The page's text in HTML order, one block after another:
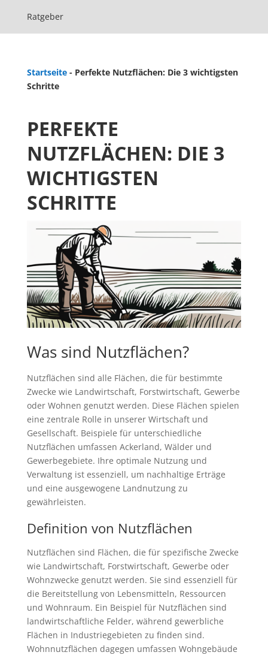
Ratgeber
Startseite- Perfekte Nutzflächen: Die 3 wichtigsten
Schritte
PERFEKTE
NUTZFLÄCHEN: DIE 3
WICHTIGSTEN
SCHRITTE
Was sind Nutzflächen?
Nutzflächen sind alle Flächen, die für bestimmte
Zwecke wie Landwirtschaft, Forstwirtschaft, Gewerbe
oder Wohnen genutzt werden. Diese Flächen spielen
eine zentrale Rolle in unserer Wirtschaft und
Gesellschaft. Beispiele für unterschiedliche
Nutzflächen umfassen Ackerland, Wälder und
Gewerbegebiete. Ihre optimale Nutzung und
Verwaltung ist essenziell, um nachhaltige Erträge
und eine ausgewogene Landnutzung zu
gewährleisten.
Definition von Nutzflächen
Nutzflächen sind Flächen, die für spezifische Zwecke
wie Landwirtschaft, Forstwirtschaft, Gewerbe oder
Wohnzwecke genutzt werden. Sie sind essenziell für
die Bereitstellung von Lebensmitteln, Ressourcen
und Wohnraum. Ein Beispiel für Nutzflächen sind
landwirtschaftliche Felder, während gewerbliche
Flächen in Industriegebieten zu finden sind.
Wohnnutzflächen dagegen umfassen Wohngebäude